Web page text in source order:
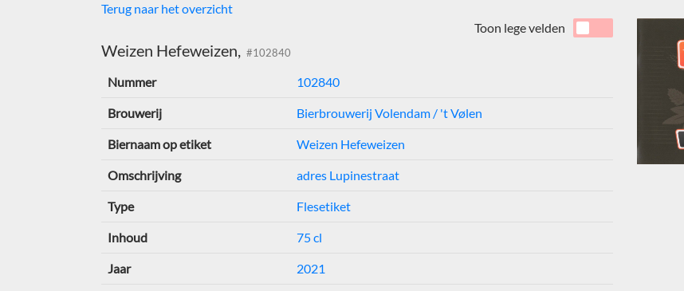
Terug naar het overzicht
Weizen Hefeweizen, #102840
Toon lege velden
Nummer 102840
Brouwerij Bierbrouwerij Volendam / 't Vølen
Biernaam op etiket Weizen Hefeweizen
Omschrijving adres Lupinestraat
Type Flesetiket
Inhoud 75 cl
Jaar 2021